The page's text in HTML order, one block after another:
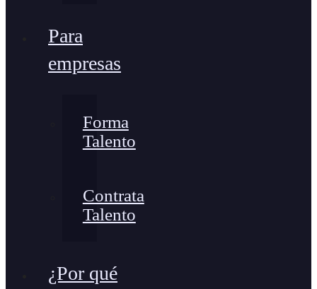
Para
empresas
Forma
Talento
Contrata
Talento
¿Por qué